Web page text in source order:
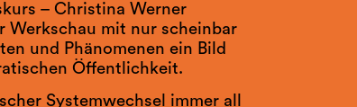
– Christina Werner
Werkschau mit nur scheinbar
und Phänomenen ein Bild
Öffentlichkeit.
Systemwechsel immer all